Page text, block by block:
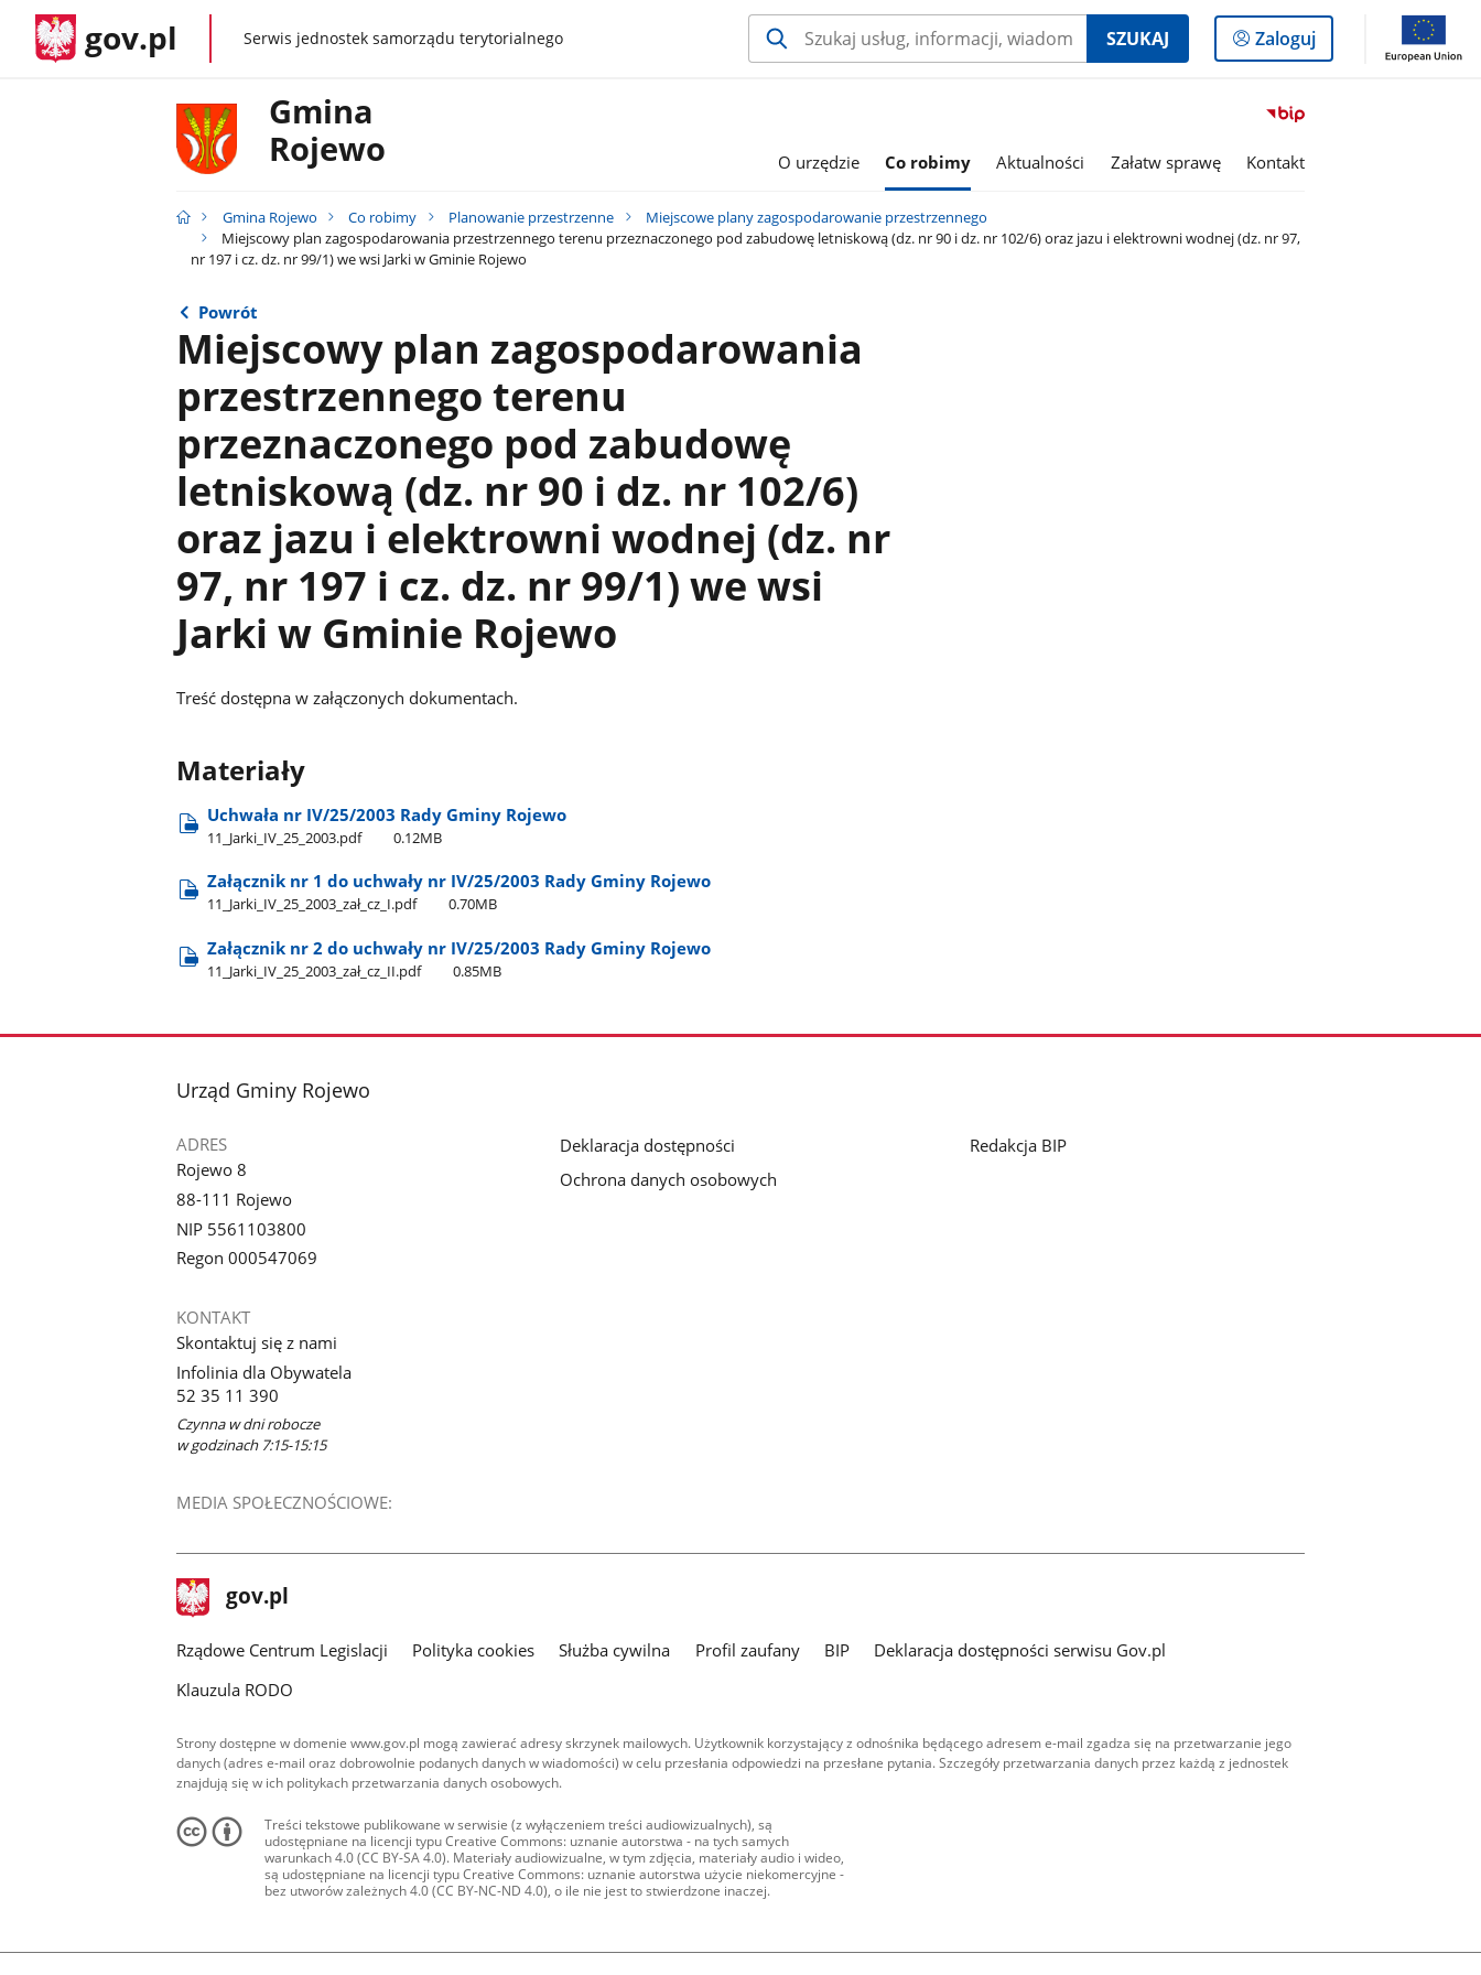
gov.pl gov.plSerwis jednostek samorządu terytorialnego SZUKAJ
Logowanie
do
Zaloguj
Przejdź
serwisu
Publicznej
Gmina
Rojewo
O urzędzie Co robimy Aktualności Załatw sprawę Kontakt
Gmina Rojewo Co robimy Planowanie przestrzenne
Miejscowe plany zagospodarowanie przestrzennego
Miejscowy plan zagospodarowania przestrzennego terenu przeznaczonego pod zabudowę letniskową (dz. nr 90 i dz. nr 102/6) oraz jazu i elektrowni wodnej (dz. nr 97,
nr 197 i cz. dz. nr 99/1) we wsi Jarki w Gminie Rojewo
Powrót
Miejscowy plan zagospodarowania
przestrzennego terenu
przeznaczonego pod zabudowę
letniskową (dz. nr 90 i dz. nr 102/6)
oraz jazu i elektrowni wodnej (dz. nr
97, nr 197 i cz. dz. nr 99/1) we wsi
Jarki w Gminie Rojewo
Treść dostępna w załączonych dokumentach.
Materiały
Uchwała nr IV/25/2003 Rady Gminy Rojewo
11​_Jarki​_IV​_25​_2003.pdf 0.12MB
Załącznik nr 1 do uchwały nr IV/25/2003 Rady Gminy Rojewo
11​_Jarki​_IV​_25​_2003​_zał​_cz​_I.pdf 0.70MB
Załącznik nr 2 do uchwały nr IV/25/2003 Rady Gminy Rojewo
11​_Jarki​_IV​_25​_2003​_zał​_cz​_II.pdf 0.85MB
stopka
Urząd Gminy Rojewo
ADRES
Rojewo 8
88-111 Rojewo
NIP 5561103800
Regon 000547069
KONTAKT
Skontaktuj się z nami
Infolinia dla Obywatela
52 35 11 390
Czynna w dni robocze
w godzinach 7:15-15:15
MEDIA SPOŁECZNOŚCIOWE:
Deklaracja dostępności
Ochrona danych osobowych
Redakcja BIP
stopka
gov.pl Strona
gov.pl
Rządowe Centrum Legislacji Polityka cookies Służba cywilna Profil zaufany BIP
Deklaracja dostępności serwisu Gov.pl
Klauzula RODO
Strony dostępne w domenie www.gov.pl mogą zawierać adresy skrzynek mailowych. Użytkownik korzystający z odnośnika będącego adresem e-mail zgadza się na przetwarzanie jego
danych (adres e-mail oraz dobrowolnie podanych danych w wiadomości) w celu przesłania odpowiedzi na przesłane pytania. Szczegóły przetwarzania danych przez każdą z jednostek
znajdują się w ich politykach przetwarzania danych osobowych.
Treści tekstowe publikowane w serwisie (z wyłączeniem treści audiowizualnych), są
udostępniane na licencji typu Creative Commons: uznanie autorstwa - na tych samych
warunkach 4.0 (CC BY-SA 4.0). Materiały audiowizualne, w tym zdjęcia, materiały audio i wideo,
są udostępniane na licencji typu Creative Commons: uznanie autorstwa użycie niekomercyjne -
bez utworów zależnych 4.0 (CC BY-NC-ND 4.0), o ile nie jest to stwierdzone inaczej.